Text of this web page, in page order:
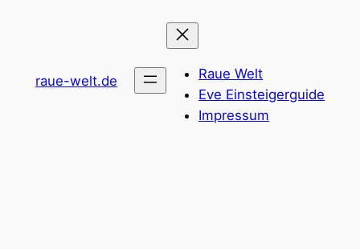
raue-welt.de
Raue Welt
Eve Einsteigerguide
Impressum